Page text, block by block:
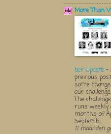
More Than
ber Update -
previous
some
our
The
runs weekly
months of
Septemb...
11 maanden